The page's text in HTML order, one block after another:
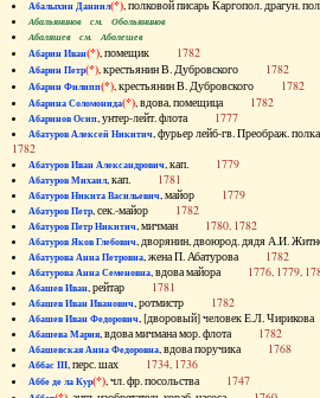
Абалыхин Даниил(*), полковой писарь Каргопол. драгун.
Абальянинов см. Обольянинов
Абаляшев см. Аболешев
Абарин Иван(*), помещик 1782
Абарин Петр(*), крестьянин В. Дубровского 1782
Абарин Филипп(*), крестьянин В. Дубровского 1782
Абарина Соломонида(*), вдова, помещица 1782
Абаринов Осип, унтер-лейт. флота 1777
Абатуров Алексей Никитич, фурьер лейб-гв. Преображ.
1782
Абатуров Иван Александрович, кап. 1779
Абатуров Михаил, кап. 1781
Абатуров Никита Васильевич, майор 1779
Абатуров Петр, сек.-майор 1782
Абатуров Петр Никитич, мичман 1780, 1782
Абатуров Яков Глебович, дворянин, двоюрод. дядя А.И.
Абатурова Анна Петровна, жена П. Абатурова 1782
Абатурова Анна Семеновна, вдова майора 1776, 1779,
Абашев Иван, рейтар 1781
Абашев Иван Иванович, ротмистр 1782
Абашев Иван Федорович, [дворовый] человек Е.Л.
Абашева Мария, вдова мичмана мор. флота 1782
Абашевская Анна Федоровна, вдова поручика 1768
Аббас III, перс. шах 1734, 1736
Аббе де ла Кур(*), чл. фр. посольства 1747